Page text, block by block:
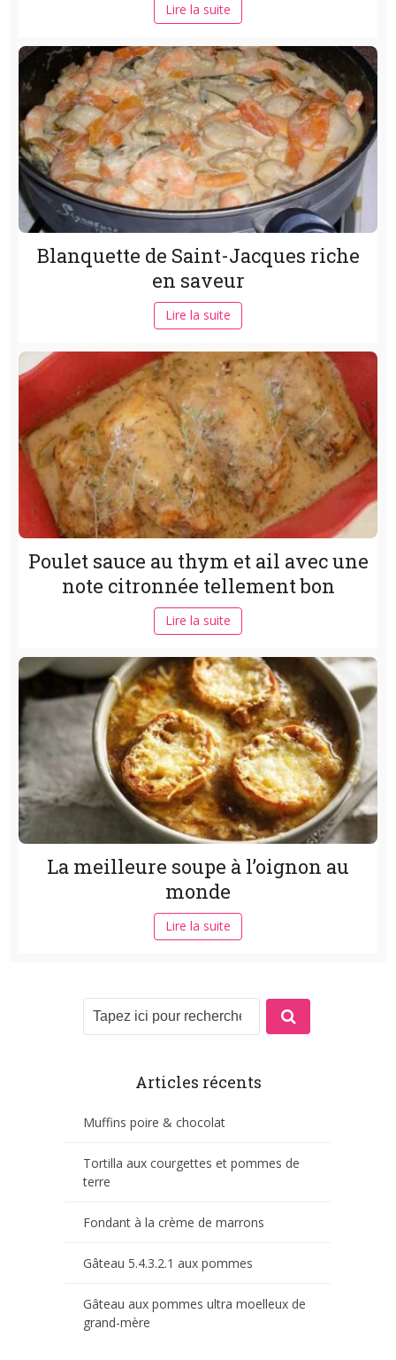
Lire la suite
Blanquette de Saint-Jacques riche
en saveur
Lire la suite
Poulet sauce au thym et ail avec une
note citronnée tellement bon
Lire la suite
La meilleure soupe à l’oignon au
monde
Lire la suite
Articles récents
Muffins poire & chocolat
Tortilla aux courgettes et pommes de
terre
Fondant à la crème de marrons
Gâteau 5.4.3.2.1 aux pommes
Gâteau aux pommes ultra moelleux de
grand-mère